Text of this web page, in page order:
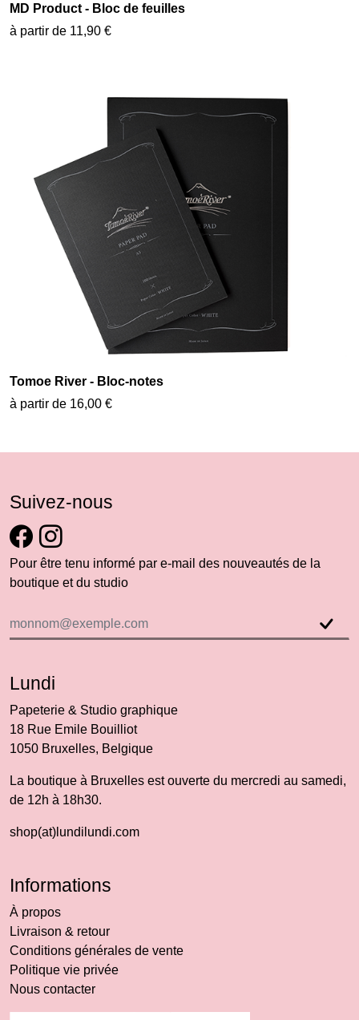
MD Product - Bloc de feuilles
à partir de 11,90 €
Tomoe River - Bloc-notes
à partir de 16,00 €
Suivez-nous
Pour être tenu informé par e-mail des nouveautés de la
boutique et du studio
Lundi
Papeterie & Studio graphique
18 Rue Emile Bouilliot
1050 Bruxelles, Belgique
La boutique à Bruxelles est ouverte du mercredi au samedi,
de 12h à 18h30.
shop(at)lundilundi.com
Informations
À propos
Livraison & retour
Conditions générales de vente
Politique vie privée
Nous contacter